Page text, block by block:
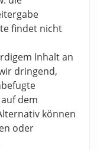
findet nicht
Inhalt an
dringend,
dem
können
oder